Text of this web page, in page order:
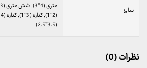
سایز
(3.5*2.5)
نظرات (0)